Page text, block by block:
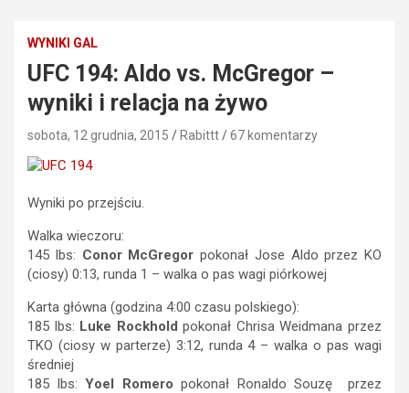
WYNIKI GAL
UFC 194: Aldo vs. McGregor –
wyniki i relacja na żywo
sobota, 12 grudnia, 2015 Rabittt 67 komentarzy
Wyniki po przejściu.
Walka wieczoru:
145 lbs: Conor McGregor pokonał Jose Aldo przez KO
(ciosy) 0:13, runda 1 – walka o pas wagi piórkowej
Karta główna (godzina 4:00 czasu polskiego):
185 lbs: Luke Rockhold pokonał Chrisa Weidmana przez
TKO (ciosy w parterze) 3:12, runda 4 – walka o pas wagi
średniej
185 lbs: Yoel Romero pokonał Ronaldo Souzę przez